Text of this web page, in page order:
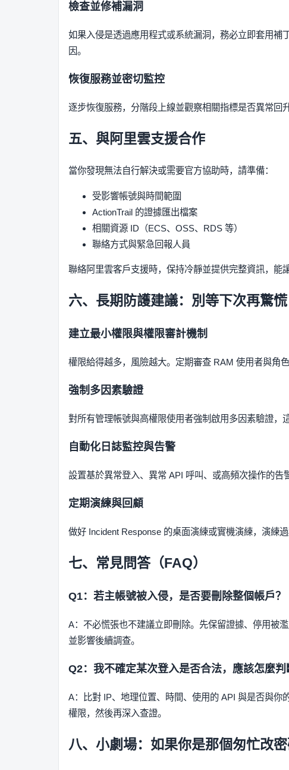
檢查並修補漏洞
如果入侵是透過應用程式或系統漏洞，務必立即套用
因。
恢復服務並密切監控
逐步恢復服務，分階段上線並觀察相關指標是否異常回
五、與阿里雲支援合作
當你發現無法自行解決或需要官方協助時，請準備：
受影響帳號與時間範圍
ActionTrail 的證據匯出檔案
相關資源 ID（ECS、OSS、RDS 等）
聯絡方式與緊急回報人員
聯絡阿里雲客戶支援時，保持冷靜並提供完整資訊，能
六、長期防護建議：別等下次再驚慌
建立最小權限與權限審計機制
權限給得越多，風險越大。定期審查 RAM 使用者與角
強制多因素驗證
對所有管理帳號與高權限使用者強制啟用多因素驗證，
自動化日誌監控與告警
設置基於異常登入、異常 API 呼叫、或高頻次操作的告
定期演練與回顧
做好 Incident Response 的桌面演練或實機演練，演練
七、常見問答（FAQ）
Q1：若主帳號被入侵，是否要刪除整個帳戶？
A：不必慌張也不建議立即刪除。先保留證據、停用被
並影響後續調查。
Q2：我不確定某次登入是否合法，應該怎麼判
A：比對 IP、地理位置、時間、使用的 API 與是否與
權限，然後再深入查證。
八、小劇場：如果你是那個匆忙改